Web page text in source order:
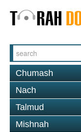
Chumash
Nach
Talmud
Mishnah